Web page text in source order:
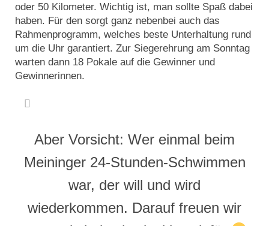
oder 50 Kilometer. Wichtig ist, man sollte Spaß dabei
haben. Für den sorgt ganz nebenbei auch das
Rahmenprogramm, welches beste Unterhaltung rund
um die Uhr garantiert. Zur Siegerehrung am Sonntag
warten dann 18 Pokale auf die Gewinner und
Gewinnerinnen.
Aber Vorsicht: Wer einmal beim
Meininger 24-Stunden-Schwimmen
war, der will und wird
wiederkommen. Darauf freuen wir